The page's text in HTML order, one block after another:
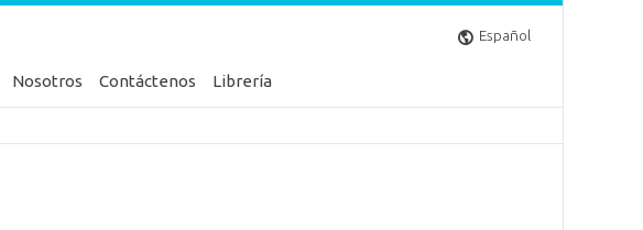
Español
Nosotros Contáctenos Librería